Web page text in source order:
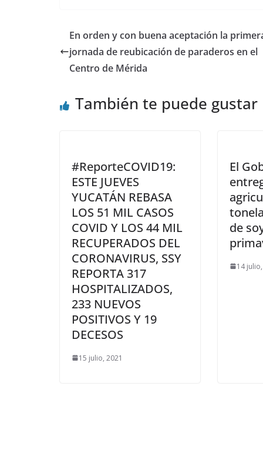
En orden y con buena aceptación la
jornada de reubicación de paraderos en el
Centro de Mérida
También te puede gustar
#ReporteCOVID19:
ESTE JUEVES
YUCATÁN REBASA
LOS 51 MIL CASOS
COVID Y LOS 44 MIL
RECUPERADOS DEL
CORONAVIRUS, SSY
REPORTA 317
HOSPITALIZADOS,
233 NUEVOS
POSITIVOS Y 19
DECESOS
15 julio, 2021
El
de
14